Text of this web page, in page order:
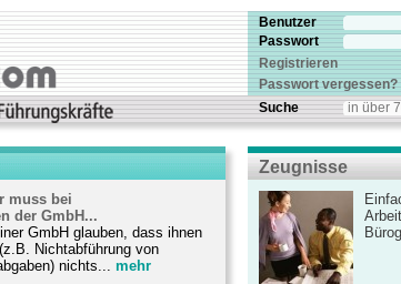
Benutzer
Passwort
Registrieren
Passwort vergessen?
Suche
muss bei
der GmbH...
GmbH glauben, dass ihnen
Nichtabführung von
nichts...
mehr
Zeugnisse